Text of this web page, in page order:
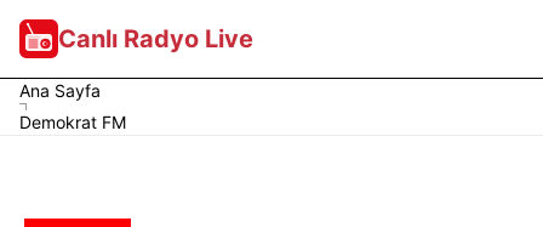
Canlı Radyo Live
Ana Sayfa
Demokrat FM